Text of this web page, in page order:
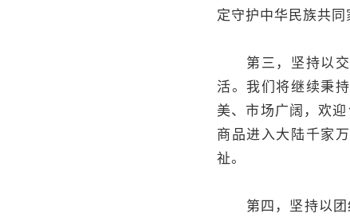
定守护中华民族共同
第三，坚持以交
活。我们将继续秉
美、市场广阔，欢
商品进入大陆千家
祉。
第四，坚持以团